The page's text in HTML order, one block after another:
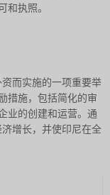
执照。
而实施的一项重要举
措施，包括简化的审
业的创建和运营。通
增长，并使印尼在全